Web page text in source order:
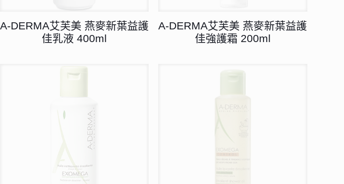
A-DERMA艾芙美 燕麥新葉益護
佳乳液 400ml
A-DERMA艾芙美 燕麥新葉益護
佳強護霜 200ml